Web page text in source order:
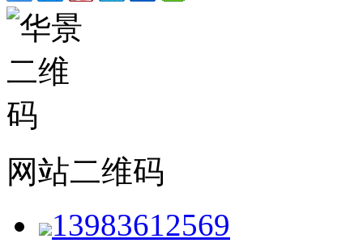
网站二维码
13983612569